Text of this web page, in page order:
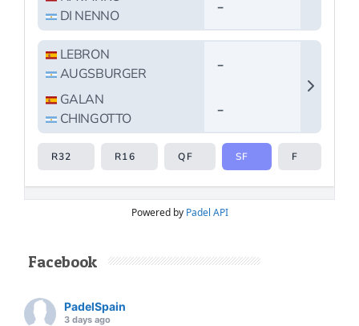
Powered by Padel API
Facebook
PadelSpain
3 days ago